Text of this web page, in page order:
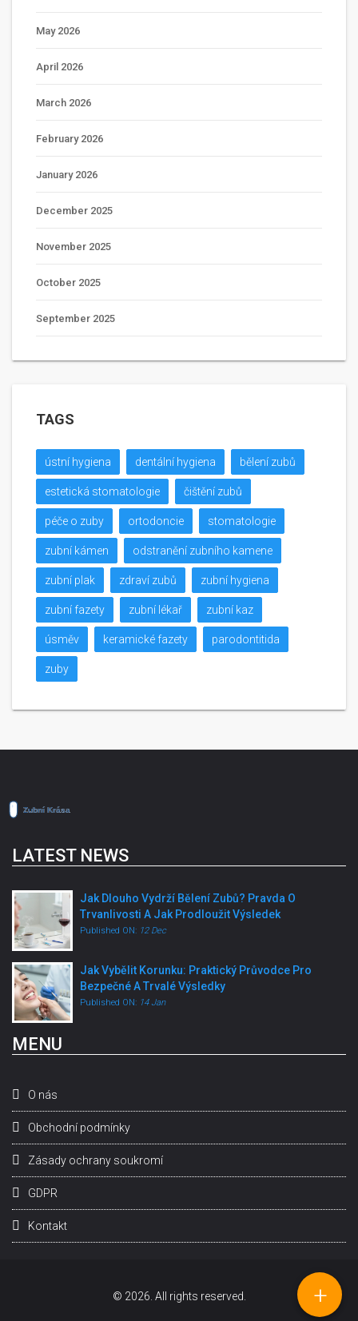
May 2026
April 2026
March 2026
February 2026
January 2026
December 2025
November 2025
October 2025
September 2025
TAGS
ústní hygiena dentální hygiena bělení zubů
estetická stomatologie čištění zubů
péče o zuby ortodoncie stomatologie
zubní kámen odstranění zubního kamene
zubní plak zdraví zubů zubní hygiena
zubní fazety zubní lékař zubní kaz
úsměv keramické fazety parodontitida
zuby
LATEST NEWS
Jak Dlouho Vydrží Bělení Zubů? Pravda O
Trvanlivosti A Jak Prodloužit Výsledek
Published ON: 12 Dec
Jak Vybělit Korunku: Praktický Průvodce Pro
Bezpečné A Trvalé Výsledky
Published ON: 14 Jan
MENU
O nás
Obchodní podmínky
Zásady ochrany soukromí
GDPR
Kontakt
© 2026. All rights reserved. +